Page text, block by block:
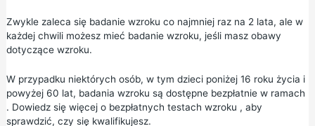
Zwykle zaleca się badanie wzroku co najmniej raz na 2 lata, ale w
każdej chwili możesz mieć badanie wzroku, jeśli masz obawy
dotyczące wzroku.
W przypadku niektórych osób, w tym dzieci poniżej 16 roku życia i
powyżej 60 lat, badania wzroku są dostępne bezpłatnie w ramach
. Dowiedz się więcej o bezpłatnych testach wzroku , aby
sprawdzić, czy się kwalifikujesz.